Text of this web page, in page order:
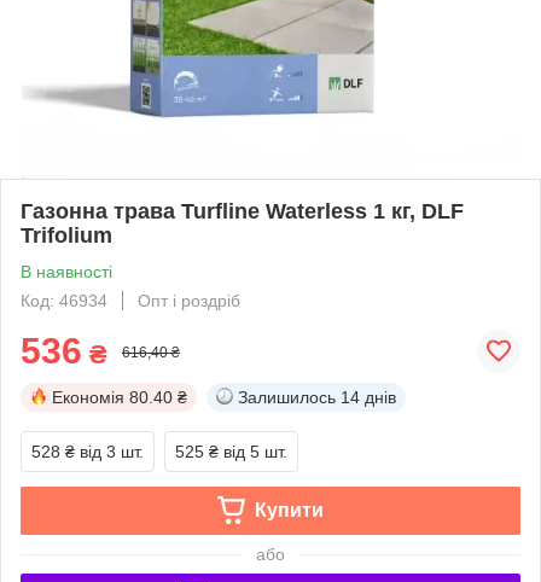
Газонна трава Turfline Waterless 1 кг, DLF
Trifolium
В наявності
Код: 46934
Опт і роздріб
536 ₴ 616,40 ₴
Економія 80.40 ₴ Залишилось 14 днів
528 ₴ від 3 шт. 525 ₴ від 5 шт.
Купити
або